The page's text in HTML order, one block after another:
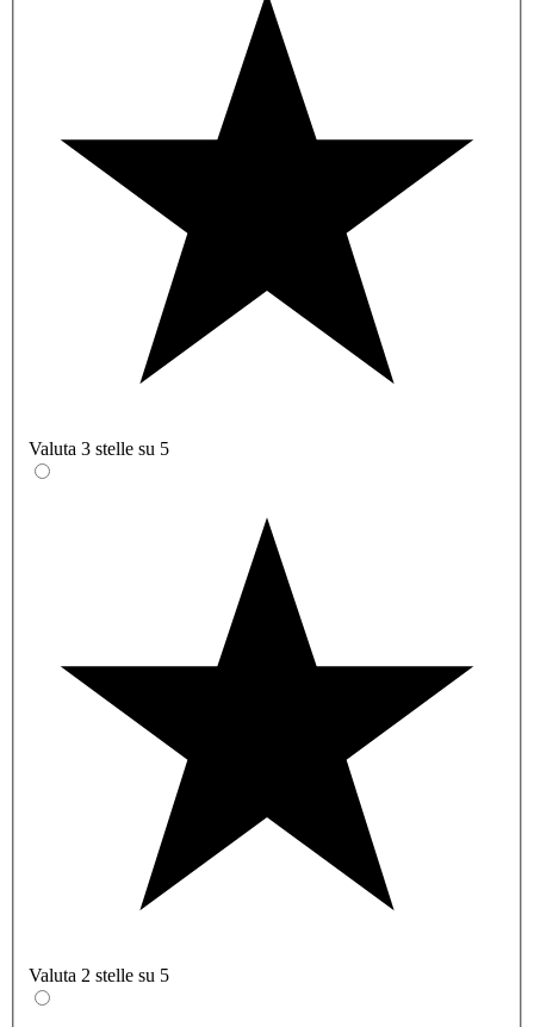
Valuta 3 stelle su 5
Valuta 2 stelle su 5